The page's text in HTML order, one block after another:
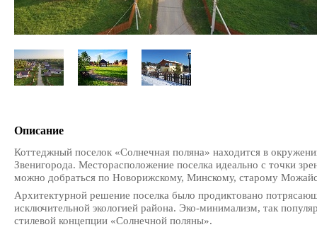
Описание
Коттеджный поселок «Солнечная поляна» находится в
Звенигорода. Месторасположение поселка идеально с точки
можно добраться по Новорижскому, Минскому, старому
Архитектурной решение поселка было продиктовано
исключительной экологией района. Эко-минимализм, так
стилевой концепции «Солнечной поляны».